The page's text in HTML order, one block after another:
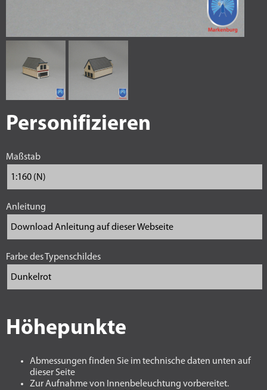
Personifizieren
Maßstab
Anleitung
Farbe des Typenschildes
Höhepunkte
Abmessungen finden Sie im technische daten unten auf
dieser Seite
Zur Aufnahme von Innenbeleuchtung vorbereitet.